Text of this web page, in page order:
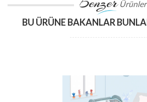
Ürünler
BU ÜRÜNE BAKANLAR